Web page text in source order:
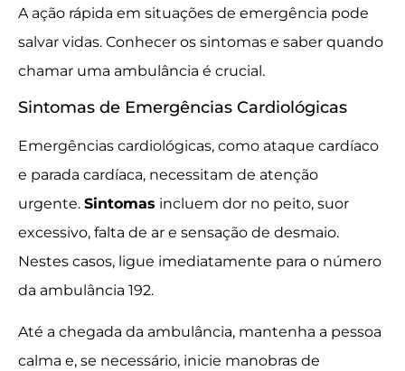
A ação rápida em situações de emergência pode
salvar vidas. Conhecer os sintomas e saber quando
chamar uma ambulância é crucial.
Sintomas de Emergências Cardiológicas
Emergências cardiológicas, como ataque cardíaco
e parada cardíaca, necessitam de atenção
urgente. Sintomas incluem dor no peito, suor
excessivo, falta de ar e sensação de desmaio.
Nestes casos, ligue imediatamente para o número
da ambulância 192.
Até a chegada da ambulância, mantenha a pessoa
calma e, se necessário, inicie manobras de